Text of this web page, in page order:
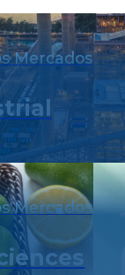
Mercados
Mercados